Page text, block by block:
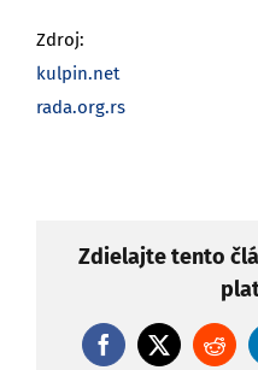
Zdroj:
kulpin.net
rada.org.rs
Zdielajte tento
Facebook
X